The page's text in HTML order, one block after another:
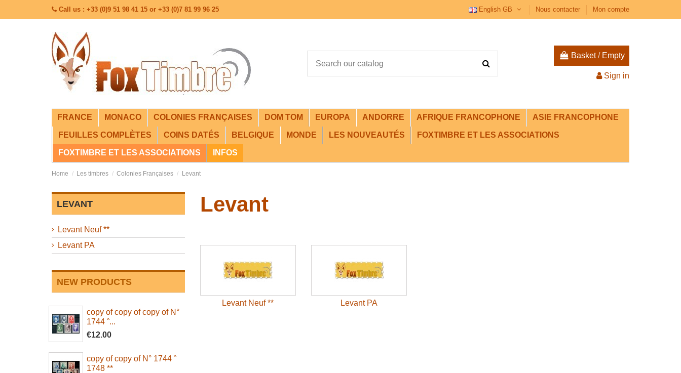
Call us : +33 (0)9 51 98 41 15 or +33 (0)7 81 99 96 25 English GB Nous contacter Mon compte
Basket / Empty
Sign in
FRANCE MONACO COLONIES FRANÇAISES DOM TOM EUROPA ANDORRE AFRIQUE FRANCOPHONE ASIE FRANCOPHONE
FEUILLES COMPLÈTES COINS DATÉS BELGIQUE MONDE LES NOUVEAUTÉS FOXTIMBRE ET LES ASSOCIATIONS
FOXTIMBRE ET LES ASSOCIATIONS INFOS
Home Les timbres Colonies Françaises Levant
Levant
Levant Neuf ** Levant PA
LEVANT
Levant Neuf **
Levant PA
NEW PRODUCTS
copy of copy of copy of N°
1744 ˆ...
€12.00
copy of copy of N° 1744 ˆ
1748 **